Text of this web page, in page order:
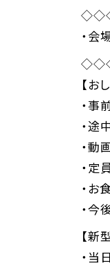
・会
【お
・事
・途
・動
・定
・お
・今
【新
・当